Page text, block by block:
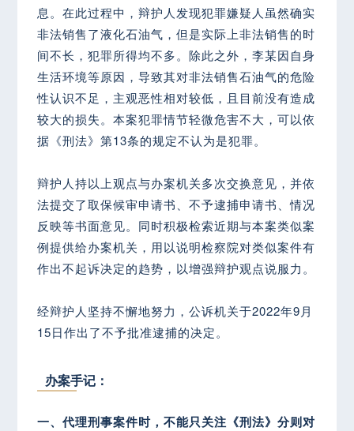
息。在此过程中，辩护人发现犯罪嫌疑人虽然确实
非法销售了液化石油气，但是实际上非法销售的时
间不长，犯罪所得均不多。除此之外，李某因自身
生活环境等原因，导致其对非法销售石油气的危险
性认识不足，主观恶性相对较低，且目前没有造成
较大的损失。本案犯罪情节轻微危害不大，可以依
据《刑法》第13条的规定不认为是犯罪。
辩护人持以上观点与办案机关多次交换意见，并依
法提交了取保候审申请书、不予逮捕申请书、情况
反映等书面意见。同时积极检索近期与本案类似案
例提供给办案机关，用以说明检察院对类似案件有
作出不起诉决定的趋势，以增强辩护观点说服力。
经辩护人坚持不懈地努力，公诉机关于2022年9月
15日作出了不予批准逮捕的决定。
办案手记：
一、代理刑事案件时，不能只关注《刑法》分则对